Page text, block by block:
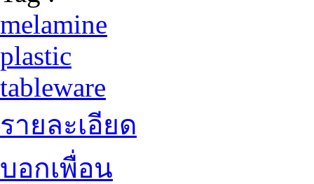
melamine
plastic
tableware
รายละเอียด
บอกเพื่อน